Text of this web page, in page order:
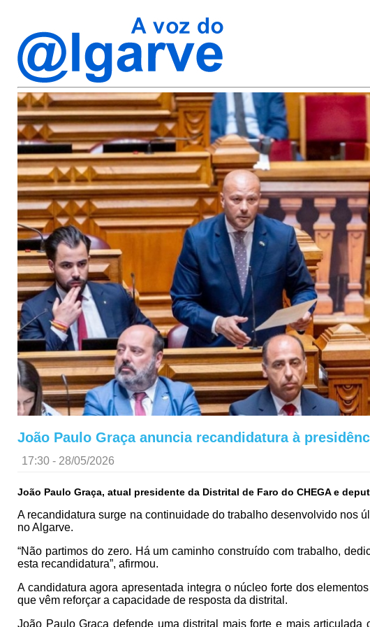
João Paulo Graça anuncia recandidatura à
17:30 - 28/05/2026
João Paulo Graça, atual presidente da Distrital de Faro do CHEGA e
A recandidatura surge na continuidade do trabalho desenvolvido nos
no Algarve.
“Não partimos do zero. Há um caminho construído com trabalho,
esta recandidatura”, afirmou.
A candidatura agora apresentada integra o núcleo forte dos
que vêm reforçar a capacidade de resposta da distrital.
João Paulo Graça defende uma distrital mais forte e mais